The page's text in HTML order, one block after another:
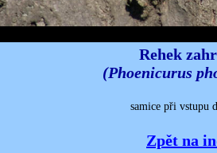
Rehek
(Phoenicurus
samice při vstupu
Zpět na